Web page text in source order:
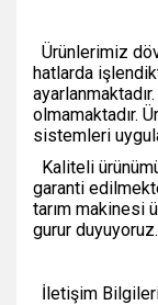
Ürünlerimiz
hatlarda
olmamaktadır.
sistemleri
Kaliteli
garanti
tarım makinesi
gurur duyuyoruz.
İletişim